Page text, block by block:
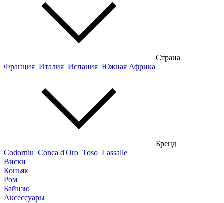
Страна
Франция Италия Испания Южная Африка
Бренд
Codorniu Conca d'Oro Toso Lassalle
Виски
Коньяк
Ром
Байцзю
Аксессуары